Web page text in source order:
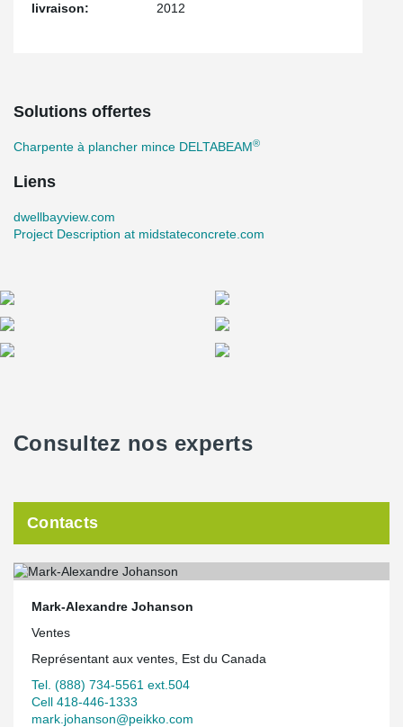
livraison:
2012
Solutions offertes
Charpente à plancher mince DELTABEAM®
Liens
dwellbayview.com
Project Description at midstateconcrete.com
Consultez nos experts
Contacts
Mark-Alexandre Johanson
Ventes
Représentant aux ventes, Est du Canada
Tel. (888) 734-5561 ext.504
Cell 418-446-1333
mark.johanson@peikko.com